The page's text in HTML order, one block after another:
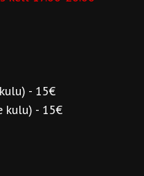
- 15€
kulu) - 15€